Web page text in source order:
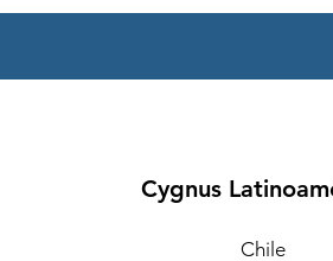
Cygnus
Chile